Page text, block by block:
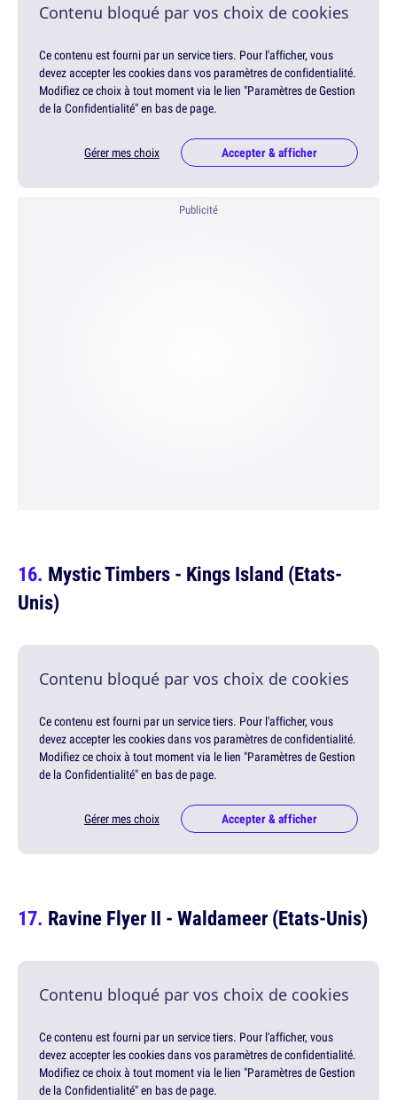
Contenu bloqué par vos choix de cookies
Ce contenu est fourni par un service tiers. Pour l'afficher, vous
devez accepter les cookies dans vos paramètres de confidentialité.
Modifiez ce choix à tout moment via le lien "Paramètres de Gestion
de la Confidentialité" en bas de page.
Gérer mes choix Accepter & afficher
Publicité
Mystic Timbers - Kings Island (Etats-
Unis)
Contenu bloqué par vos choix de cookies
Ce contenu est fourni par un service tiers. Pour l'afficher, vous
devez accepter les cookies dans vos paramètres de confidentialité.
Modifiez ce choix à tout moment via le lien "Paramètres de Gestion
de la Confidentialité" en bas de page.
Gérer mes choix Accepter & afficher
Ravine Flyer II - Waldameer (Etats-Unis)
Contenu bloqué par vos choix de cookies
Ce contenu est fourni par un service tiers. Pour l'afficher, vous
devez accepter les cookies dans vos paramètres de confidentialité.
Modifiez ce choix à tout moment via le lien "Paramètres de Gestion
de la Confidentialité" en bas de page.